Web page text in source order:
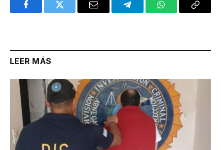
FacebookTwitter Email TelegramWhatsAppCopy
LEER MÁS